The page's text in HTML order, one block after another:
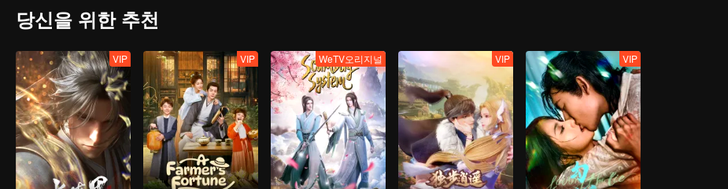
당신을 위한 추천
VIP VIP WeTV오리지널 VIP VIP